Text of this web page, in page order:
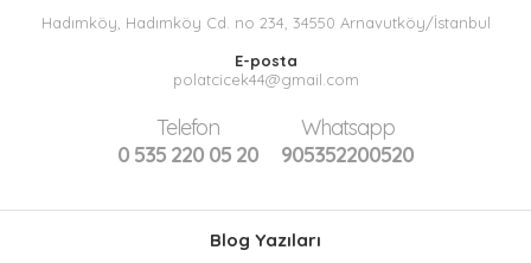
Hadımköy, Hadımköy Cd. no 234, 34550 Arnavutköy/İstanbul
E-posta
polatcicek44@gmail.com
Telefon
0 535 220 05 20
Whatsapp
905352200520
Blog Yazıları